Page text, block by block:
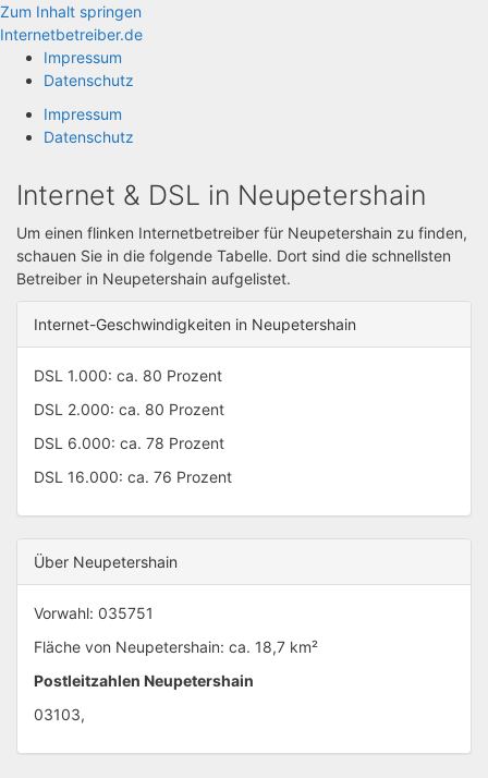
Zum Inhalt springen
Internetbetreiber.de
Impressum
Datenschutz
Impressum
Datenschutz
Internet & DSL in Neupetershain
Um einen flinken Internetbetreiber für Neupetershain zu finden,
schauen Sie in die folgende Tabelle. Dort sind die schnellsten
Betreiber in Neupetershain aufgelistet.
Internet-Geschwindigkeiten in Neupetershain
DSL 1.000: ca. 80 Prozent
DSL 2.000: ca. 80 Prozent
DSL 6.000: ca. 78 Prozent
DSL 16.000: ca. 76 Prozent
Über Neupetershain
Vorwahl: 035751
Fläche von Neupetershain: ca. 18,7 km²
Postleitzahlen Neupetershain
03103,